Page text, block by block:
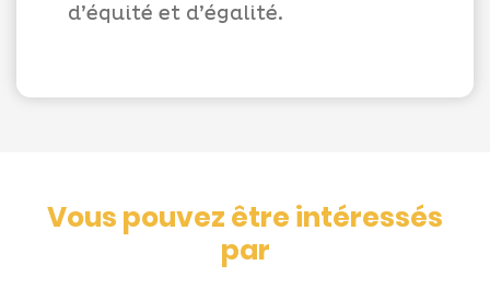
d’équité et d’égalité.
Vous pouvez être intéressés
par